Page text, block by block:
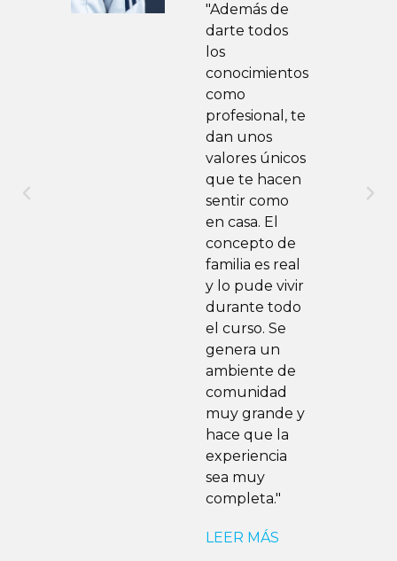
"Además de
darte todos
los
conocimientos
como
profesional, te
dan unos
valores únicos
que te hacen
sentir como
en casa. El
concepto de
familia es real
y lo pude vivir
durante todo
el curso. Se
genera un
ambiente de
comunidad
muy grande y
hace que la
experiencia
sea muy
completa."
LEER MÁS